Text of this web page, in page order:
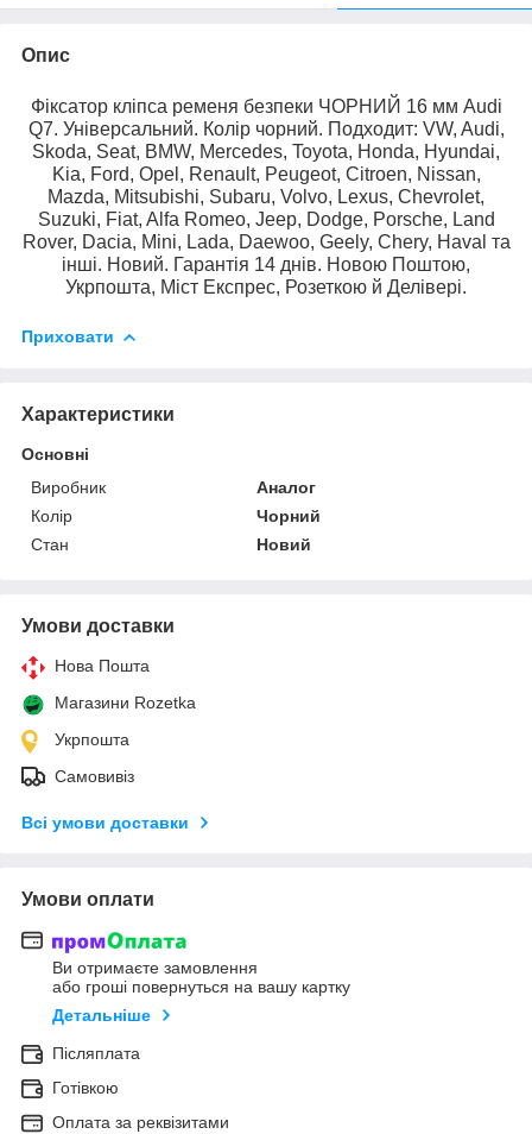
Опис
Фіксатор кліпса ременя безпеки ЧОРНИЙ 16 мм Audi
Q7. Універсальний. Колір чорний. Подходит: VW, Audi,
Skoda, Seat, BMW, Mercedes, Toyota, Honda, Hyundai,
Kia, Ford, Opel, Renault, Peugeot, Citroen, Nissan,
Mazda, Mitsubishi, Subaru, Volvo, Lexus, Chevrolet,
Suzuki, Fiat, Alfa Romeo, Jeep, Dodge, Porsche, Land
Rover, Dacia, Mini, Lada, Daewoo, Geely, Chery, Haval та
інші. Новий. Гарантія 14 днів. Новою Поштою,
Укрпошта, Міст Експрес, Розеткою й Делівері.
Приховати
Характеристики
Основні
Виробник
Аналог
Колір
Чорний
Стан
Новий
Умови доставки
Нова Пошта
Магазини Rozetka
Укрпошта
Самовивіз
Всі умови доставки
Умови оплати
Ви отримаєте замовлення
або гроші повернуться на вашу картку
Детальніше
Післяплата
Готівкою
Оплата за реквізитами